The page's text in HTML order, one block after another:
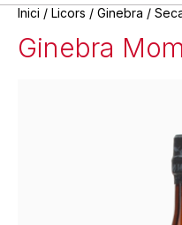
Inici / Licors / Ginebra /
Ginebra